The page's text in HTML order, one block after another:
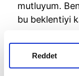
Reddet
mutluyum.
bu beklentiyi